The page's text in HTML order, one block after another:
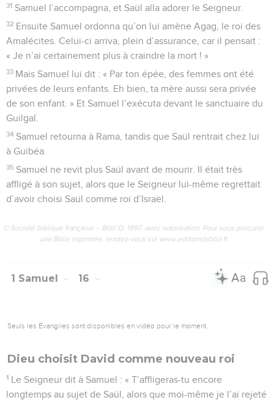
31 Samuel l’accompagna, et Saül alla adorer le Seigneur.
32 Ensuite Samuel ordonna qu’on lui amène Agag, le roi des
Amalécites. Celui-ci arriva, plein d’assurance, car il pensait :
« Je n’ai certainement plus à craindre la mort ! »
33 Mais Samuel lui dit : « Par ton épée, des femmes ont été
privées de leurs enfants. Eh bien, ta mère aussi sera privée
de son enfant. » Et Samuel l’exécuta devant le sanctuaire du
Guilgal.
34 Samuel retourna à Rama, tandis que Saül rentrait chez lui
à Guibéa.
35 Samuel ne revit plus Saül avant de mourir. Il était très
affligé à son sujet, alors que le Seigneur lui-même regrettait
d’avoir choisi Saül comme roi d’Israël.
© Société biblique française – Bibli’O, 1997, avec autorisation. Pour vous procurer
une Bible imprimée, rendez-vous sur www.editionsbiblio.fr
1 Samuel 16
Seuls les Évangiles sont disponibles en vidéo pour le moment.
Dieu choisit David comme nouveau roi
1 Le Seigneur dit à Samuel : « T’affligeras-tu encore
longtemps au sujet de Saül, alors que moi-même je l’ai rejeté